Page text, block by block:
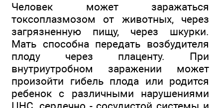
Человек может заражаться
токсоплазмозом от животных, через
загрязненную пищу, через шкурки.
Мать способна передать возбудителя
плоду через плаценту. При
внутриутробном заражении может
произойти гибель плода или родится
ребенок с различными нарушениями